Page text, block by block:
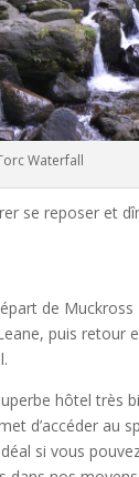
Waterfall
se reposer et
de Muckross
puis retour
hôtel très
d’accéder au
si vous